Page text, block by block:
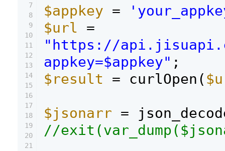
7
8
9
10
11
12
13
14
15
16
17
18
19
20
21
$appkey =
$url
=
"https://
appkey=$appkey" ;
$result
= curlOpen(
$jsonarr =
//